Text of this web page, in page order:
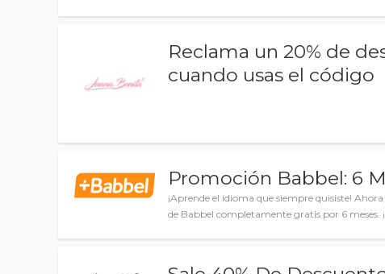
Reclama un 20% de
cuando usas el código
Promoción Babbel: 6
¡Aprende el idioma que siempre quisiste!
de Babbel completamente gratis por 6 meses.